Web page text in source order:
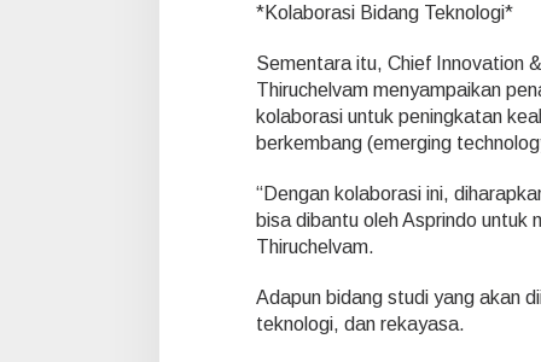
a
*Kolaborasi Bidang Teknologi*
Sementara itu, Chief Innovation
Thiruchelvam menyampaikan
kolaborasi untuk peningkatan
berkembang (emerging
“Dengan kolaborasi ini,
bisa dibantu oleh Asprindo untuk
Thiruchelvam.
Adapun bidang studi yang akan
teknologi, dan rekayasa.